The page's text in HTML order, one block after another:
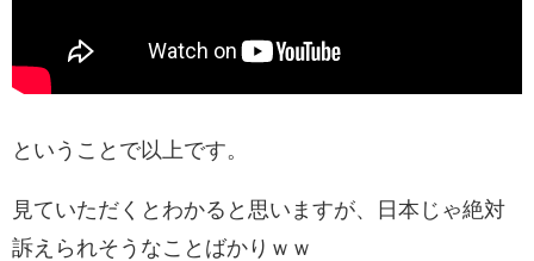
ということで以上です。
見ていただくとわかると思いますが、日本じゃ絶対
訴えられそうなことばかりｗｗ